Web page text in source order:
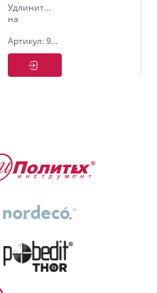
Удлинитель
на
UK-4g-
50m-Z с 4
евророзетками
(с/з) 50м
Артикул: 9535049